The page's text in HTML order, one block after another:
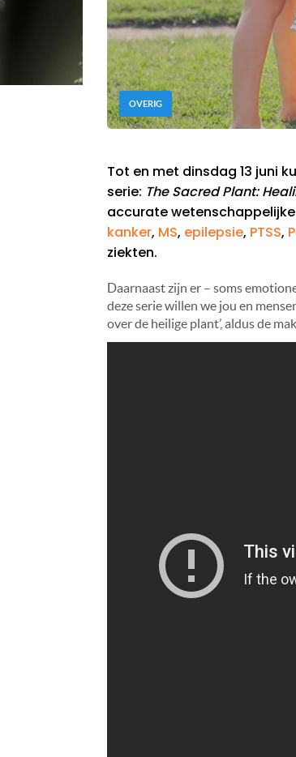
OVERIG
Tot en met dinsdag 13 juni
serie: The Sacred Plant:
accurate
kanker, MS, epilepsie, PTSS,
ziekten.
Daarnaast zijn er – soms
deze serie willen we jou en
over de heilige plant’, aldus de